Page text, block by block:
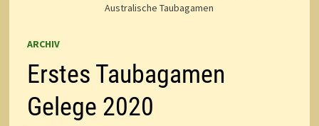
Australische Taubagamen
ARCHIV
Erstes Taubagamen
Gelege 2020